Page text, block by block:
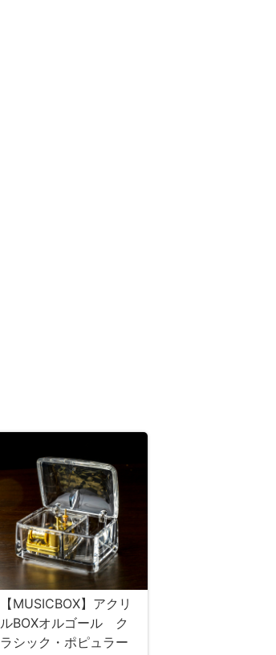
【MUSICBOX】アクリ
ルBOXオルゴール ク
ラシック・ポピュラー